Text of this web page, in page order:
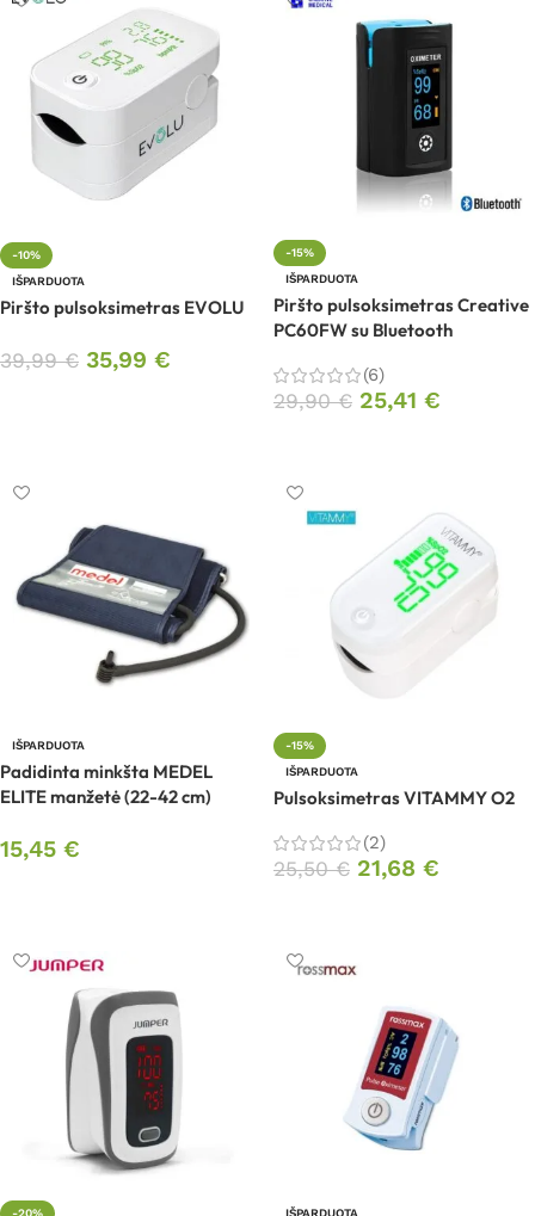
-10%
IŠPARDUOTA
Piršto pulsoksimetras EVOLU
39,99€ 35,99 €
-15%
IŠPARDUOTA
Piršto pulsoksimetras Creative
PC60FW su Bluetooth
(6)
29,90€ 25,41 €
IŠPARDUOTA
Padidinta minkšta MEDEL
ELITE manžetė (22-42 cm)
15,45 €
-15%
IŠPARDUOTA
Pulsoksimetras VITAMMY O2
(2)
25,50€ 21,68 €
-20%
IŠPARDUOTA